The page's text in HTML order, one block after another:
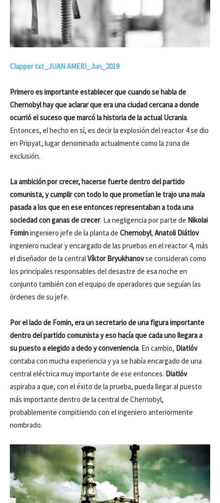
Clapper txt_JUAN AMERI_Jun_2019
Primero es importante establecer que cuando se habla de
Chernobyl hay que aclarar que era una ciudad cercana a donde
ocurrió el suceso que marcó la historia de la actual Ucrania.
Entonces, el hecho en sí, es decir la explosión del reactor 4 se dio
en Pripyat, lugar denominado actualmente como la zona de
exclusión.
La ambición por crecer, hacerse fuerte dentro del partido
comunista, y cumplir con todo lo que prometían le trajo una mala
pasada a los que en ese entonces representaban a toda una
sociedad con ganas de crecer. La negligencia por parte de Nikolai
Fominingeniero jefe de la planta de Chernobyl, Anatoli Diátlov
ingeniero nuclear y encargado de las pruebas en el reactor 4, más
el diseñador de la centralVíktor Bryukhanovse consideran como
los principales responsables del desastre de esa noche en
conjunto también con el equipo de operadores que seguían las
órdenes de su jefe.
Por el lado de Fomin, era un secretario de una figura importante
dentro del partido comunista y eso hacía que cada uno llegara a
su puesto a elegido a dedo y conveniencia. En cambio, Diatlóv
contaba con mucha experiencia y ya se había encargado de una
central eléctrica muy importante de ese entonces. Diatlóv
aspiraba a que, con el éxito de la prueba, pueda llegar al puesto
más importante dentro de la central de Chernobyl,
probablemente compitiendo con el ingeniero anteriormente
nombrado.